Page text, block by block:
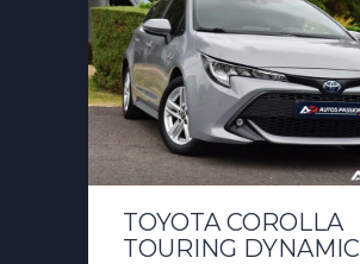
TOYOTA COROLLA
TOURING DYNAMIC